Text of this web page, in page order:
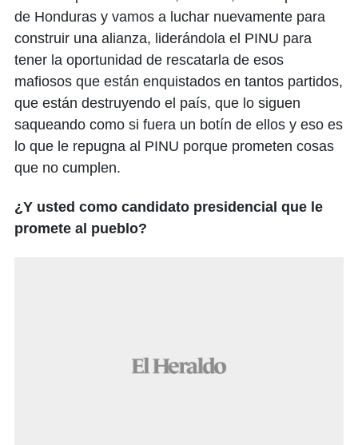
de Honduras y vamos a luchar nuevamente para
construir una alianza, liderándola el PINU para
tener la oportunidad de rescatarla de esos
mafiosos que están enquistados en tantos partidos,
que están destruyendo el país, que lo siguen
saqueando como si fuera un botín de ellos y eso es
lo que le repugna al PINU porque prometen cosas
que no cumplen.
¿Y usted como candidato presidencial que le
promete al pueblo?